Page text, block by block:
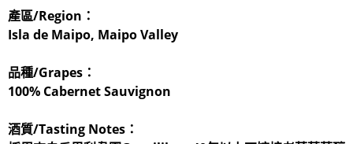
產區/Region：
Isla de Maipo, Maipo Valley
品種/Grapes：
100% Cabernet Sauvignon
酒質/Tasting Notes：